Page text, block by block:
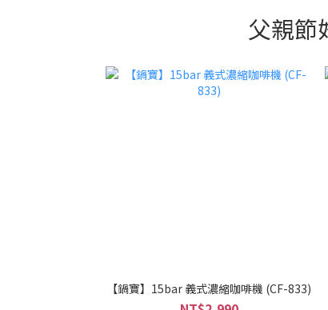
父親節
【鍋寶】15bar 義式濃縮咖啡機 (CF-833)